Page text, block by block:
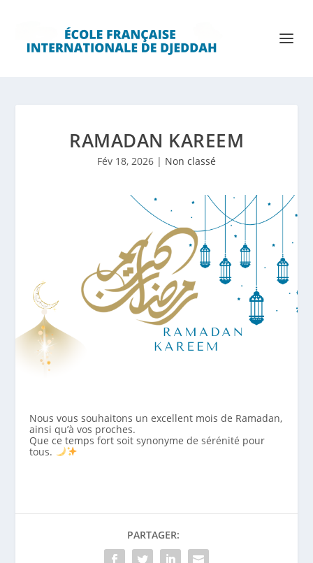
RAMADAN KAREEM
Fév 18, 2026 | Non classé
Nous vous souhaitons un excellent mois de Ramadan,
ainsi qu’à vos proches.
Que ce temps fort soit synonyme de sérénité pour
tous.
PARTAGER: